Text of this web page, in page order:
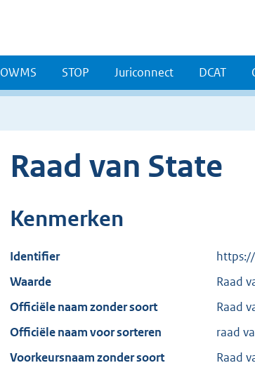
OWMS STOP Juriconnect DCAT
Raad van State
Kenmerken
Identifier
Waarde
Raad
Officiële naam zonder soort
Raad
Officiële naam voor sorteren
raad
Voorkeursnaam zonder soort
Raad